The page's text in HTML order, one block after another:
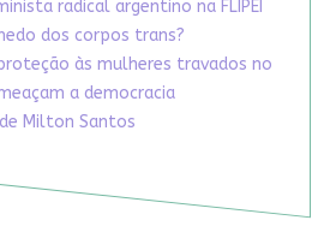
radical argentino na FLIPEI
dos corpos trans?
às mulheres travados no
a democracia
Milton Santos